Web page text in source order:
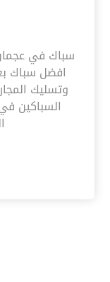
افضل سباك
وتسليك
السباكين